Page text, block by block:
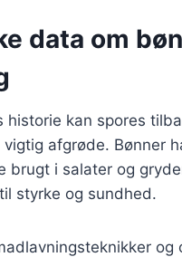
data om
historie kan spores
vigtig afgrøde. Bønner
brugt i salater og
styrke og sundhed.